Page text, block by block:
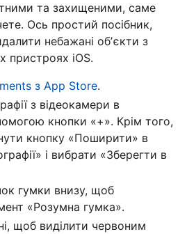
та захищеними, саме
Ось простий посібник,
небажані обʼєкти з
пристроях iOS.
з App Store.
з відеокамери в
кнопки «+». Крім того,
кнопку «Поширити» в
і вибрати «Зберегти в
гумки внизу, щоб
«Розумна гумка».
щоб виділити червоним